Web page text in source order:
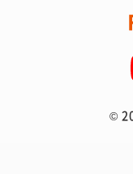
©